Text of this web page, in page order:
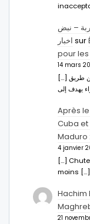
– نبض
اخبار sur
pour
14 mars
[…] الإعلان عن طريق Ahmed Abdel-Latifسفير مصر بالرباط.
Après
Cuba
Maduro
4 janvier
[…]
moins […]
Hachim
21